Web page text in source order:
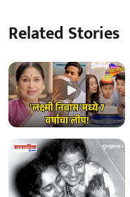
Related Stories